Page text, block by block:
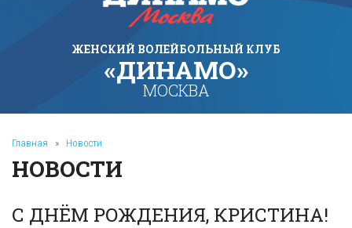
ЖЕНСКИЙ ВОЛЕЙБОЛЬНЫЙ КЛУБ
«ДИНАМО»
МОСКВА
Главная » Новости
НОВОСТИ
С ДНЁМ РОЖДЕНИЯ, КРИСТИНА!